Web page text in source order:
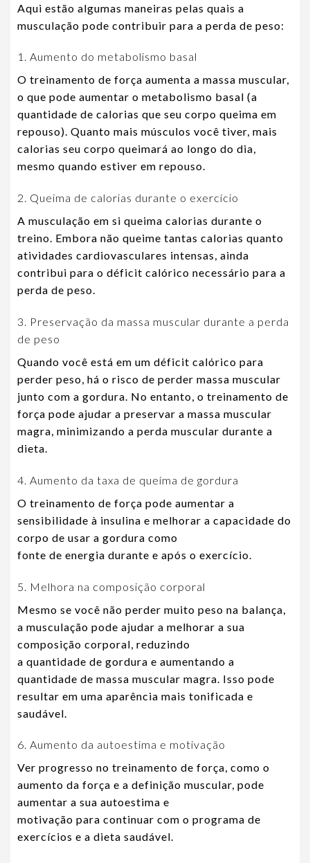
Aqui estão algumas maneiras pelas quais a
musculação pode contribuir para a perda de peso:
1. Aumento do metabolismo basal
O treinamento de força aumenta a massa muscular,
o que pode aumentar o metabolismo basal (a
quantidade de calorias que seu corpo queima em
repouso). Quanto mais músculos você tiver, mais
calorias seu corpo queimará ao longo do dia,
mesmo quando estiver em repouso.
2. Queima de calorias durante o exercício
A musculação em si queima calorias durante o
treino. Embora não queime tantas calorias quanto
atividades cardiovasculares intensas, ainda
contribui para o déficit calórico necessário para a
perda de peso.
3. Preservação da massa muscular durante a perda
de peso
Quando você está em um déficit calórico para
perder peso, há o risco de perder massa muscular
junto com a gordura. No entanto, o treinamento de
força pode ajudar a preservar a massa muscular
magra, minimizando a perda muscular durante a
dieta.
4. Aumento da taxa de queima de gordura
O treinamento de força pode aumentar a
sensibilidade à insulina e melhorar a capacidade do
corpo de usar a gordura como
fonte de energia durante e após o exercício.
5. Melhora na composição corporal
Mesmo se você não perder muito peso na balança,
a musculação pode ajudar a melhorar a sua
composição corporal, reduzindo
a quantidade de gordura e aumentando a
quantidade de massa muscular magra. Isso pode
resultar em uma aparência mais tonificada e
saudável.
6. Aumento da autoestima e motivação
Ver progresso no treinamento de força, como o
aumento da força e a definição muscular, pode
aumentar a sua autoestima e
motivação para continuar com o programa de
exercícios e a dieta saudável.